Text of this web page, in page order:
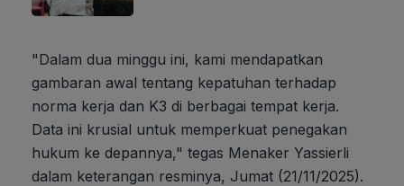
"Dalam dua minggu ini, kami mendapatkan
gambaran awal tentang kepatuhan terhadap
norma kerja dan K3 di berbagai tempat kerja.
Data ini krusial untuk memperkuat penegakan
hukum ke depannya," tegas Menaker Yassierli
dalam keterangan resminya, Jumat (21/11/2025).